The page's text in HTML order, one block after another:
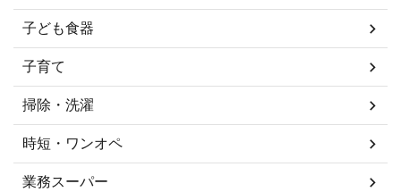
子ども食器
子育て
掃除・洗濯
時短・ワンオペ
業務スーパー